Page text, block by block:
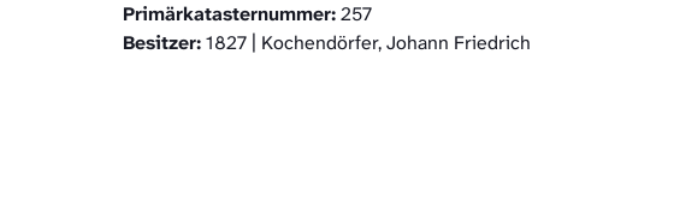
Primärkatasternummer:257
Besitzer:1827 | Kochendörfer, Johann Friedrich